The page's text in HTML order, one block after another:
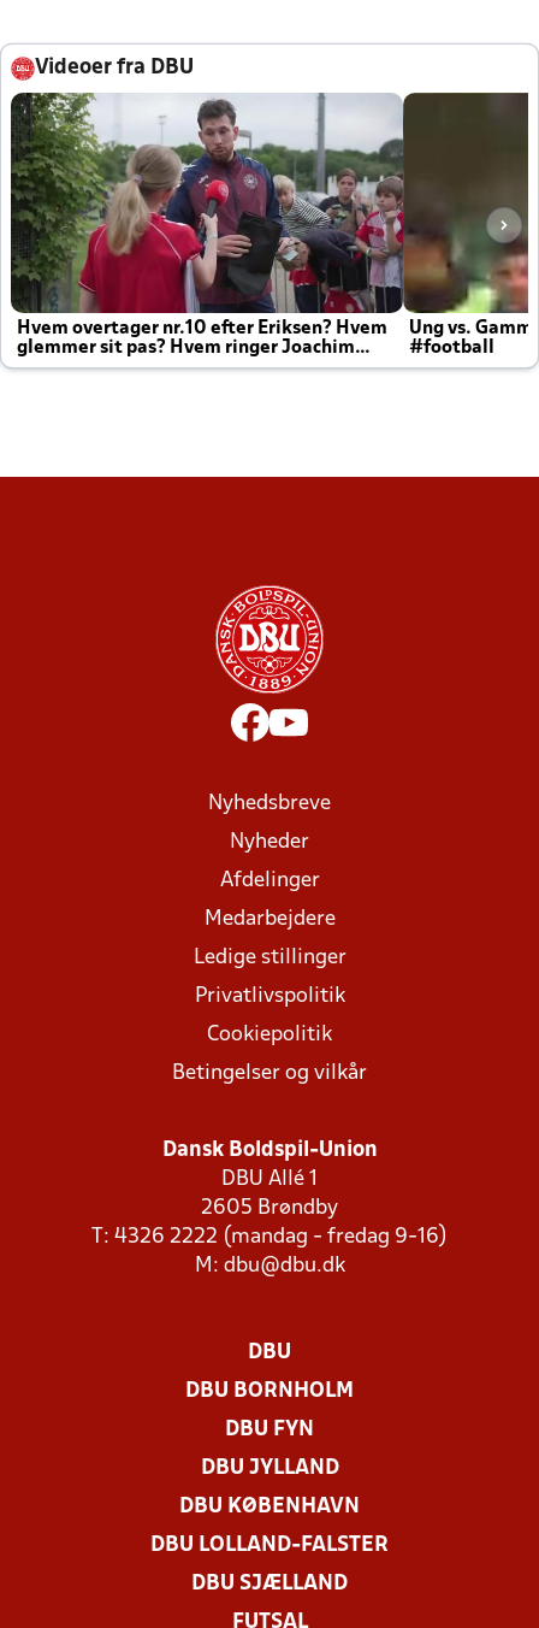
Videoer fra DBU
Hvem overtager nr.10 efter Eriksen? Hvem
glemmer sit pas? Hvem ringer Joachim
altid til efter kampe?
Ung vs.
#football
Nyhedsbreve
Nyheder
Afdelinger
Medarbejdere
Ledige stillinger
Privatlivspolitik
Cookiepolitik
Betingelser og vilkår
Dansk Boldspil-Union
DBU Allé 1
2605 Brøndby
T: 4326 2222 (mandag - fredag 9-16)
M: dbu@dbu.dk
DBU
DBU BORNHOLM
DBU FYN
DBU JYLLAND
DBU KØBENHAVN
DBU LOLLAND-FALSTER
DBU SJÆLLAND
FUTSAL